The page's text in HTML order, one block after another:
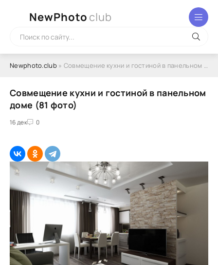
NewPhoto club
Newphoto.club» Совмещение кухни и гостиной в панельном доме (81 фото)
Совмещение кухни и гостиной в панельном
доме (81 фото)
16 дек 0